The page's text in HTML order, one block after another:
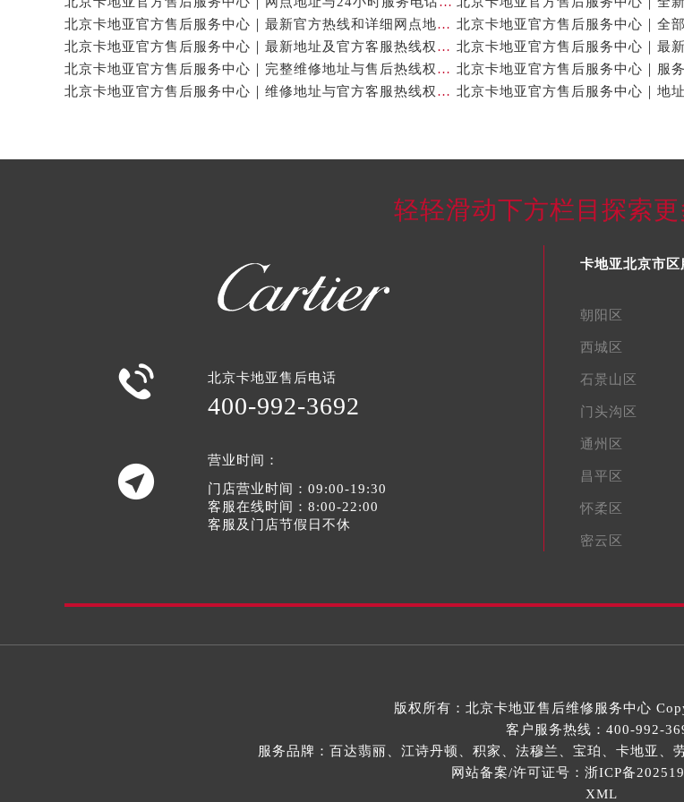
北京卡地亚官方售后服务中心｜最新官方热线和详细网点地址权威信息公示（2026年7月最新）
北京卡地亚官方售后服务中心｜最新地址及官方客服热线权威信息公示（2026年7月最新）
北京卡地亚官方售后服务中心｜完整维修地址与售后热线权威信息公示（2026年7月最新）
北京卡地亚官方售后服务中心｜维修地址与官方客服热线权威信息公示（2026年7月最新）
轻轻滑动下方栏目探索
 北京卡地亚售后电话
400-992-3692

营业时间：
门店营业时间：09:00-19:30
客服在线时间：8:00-22:00
客服及门店节假日不休
卡地亚北京市区
朝阳区
西城区
石景山区
门头沟区
通州区
昌平区
怀柔区
密云区
版权所有： 北京卡地亚售后维修服务中心
客户服务热线： 400-992-
服务品牌：百达翡丽、江诗丹顿、积家、法穆兰、宝珀、卡地亚、
网站备案/许可证号：浙ICP备
XML